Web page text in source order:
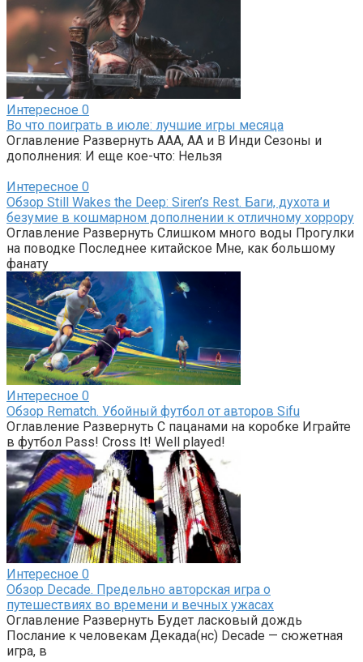
Интересное 0
Во что поиграть в июле: лучшие игры месяца
Оглавление Развернуть AAA, AA и B Инди Сезоны и
дополнения: И еще кое-что: Нельзя
Интересное 0
Обзор Still Wakes the Deep: Siren’s Rest. Баги, духота и
безумие в кошмарном дополнении к отличному хоррору
Оглавление Развернуть Слишком много воды Прогулки
на поводке Последнее китайское Мне, как большому
фанату
Интересное 0
Обзор Rematch. Убойный футбол от авторов Sifu
Оглавление Развернуть С пацанами на коробке Играйте
в футбол Pass! Cross It! Well played!
Интересное 0
Обзор Decade. Предельно авторская игра о
путешествиях во времени и вечных ужасах
Оглавление Развернуть Будет ласковый дождь
Послание к человекам Декада(нс) Decade — сюжетная
игра, в